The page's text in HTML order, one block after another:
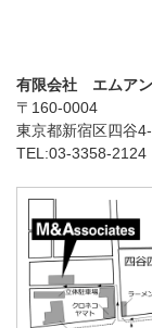
有限会社 エムア
〒160-0004
東京都新宿区四谷
TEL:03-3358-